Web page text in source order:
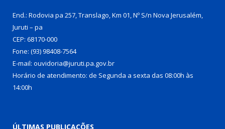
End.: Rodovia pa 257, Translago, Km 01, Nº S/n Nova Jerusalém,
Juruti – pa
CEP: 68170-000
Fone: (93) 98408-7564
E-mail: ouvidoria@juruti.pa.gov.br
Horário de atendimento: de Segunda a sexta das 08:00h às
14:00h
ÚLTIMAS PUBLICAÇÕES